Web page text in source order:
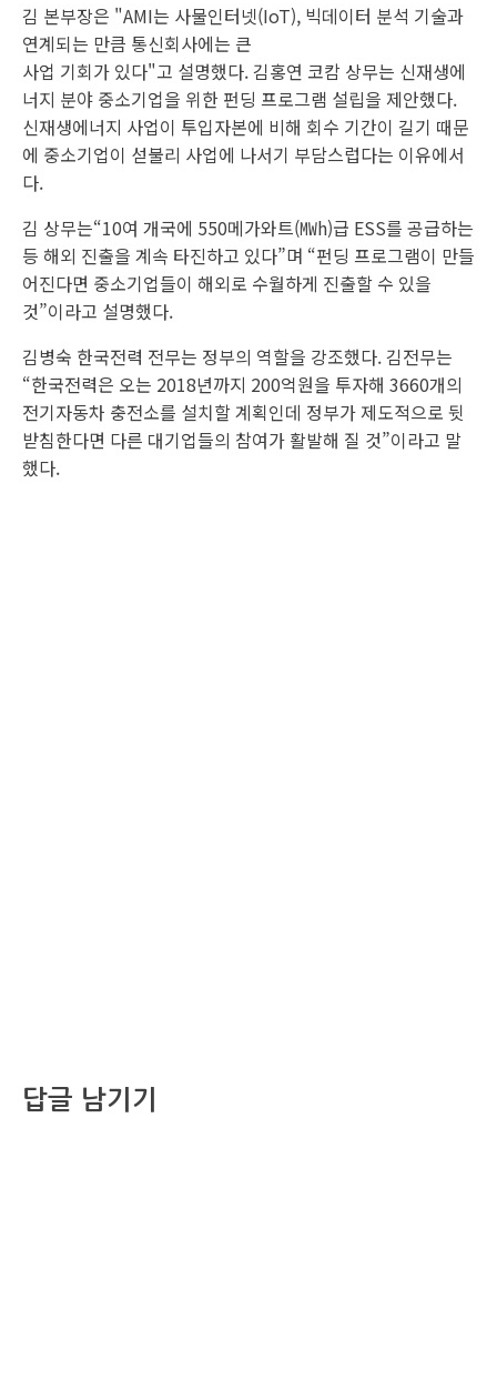
김 본부장은 "AMI는 사물인터넷(IoT), 빅데이터 분석 기술과
연계되는 만큼 통신회사에는 큰
사업 기회가 있다"고 설명했다. 김홍연 코캄 상무는 신재생에
너지 분야 중소기업을 위한 펀딩 프로그램 설립을 제안했다.
신재생에너지 사업이 투입자본에 비해 회수 기간이 길기 때문
에 중소기업이 섣불리 사업에 나서기 부담스럽다는 이유에서
다.
김 상무는“10여 개국에 550메가와트(㎿h)급 ESS를 공급하는
등 해외 진출을 계속 타진하고 있다”며 “펀딩 프로그램이 만들
어진다면 중소기업들이 해외로 수월하게 진출할 수 있을
것”이라고 설명했다.
김병숙 한국전력 전무는 정부의 역할을 강조했다. 김전무는
“한국전력은 오는 2018년까지 200억원을 투자해 3660개의
전기자동차 충전소를 설치할 계획인데 정부가 제도적으로 뒷
받침한다면 다른 대기업들의 참여가 활발해 질 것”이라고 말
했다.
답글 남기기